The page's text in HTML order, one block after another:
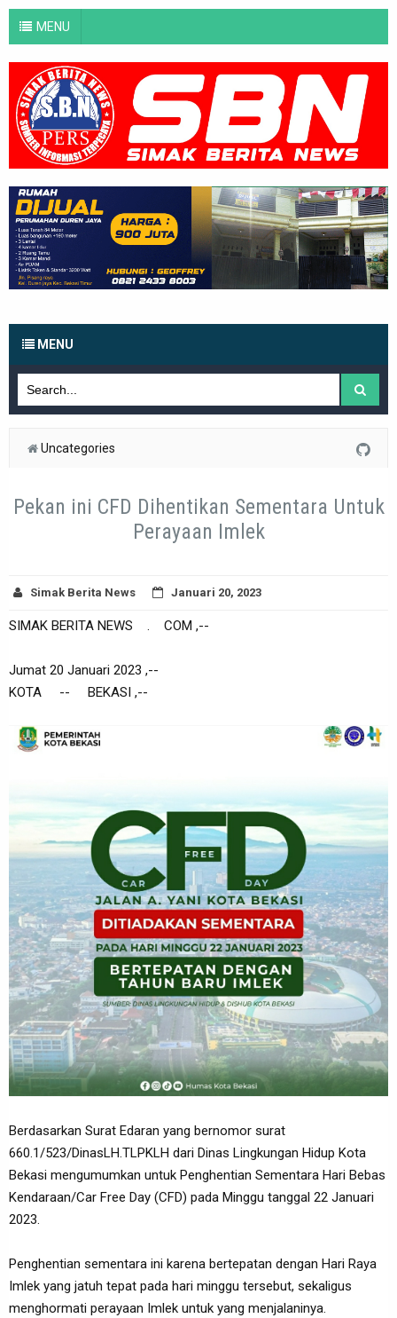
MENU
MENU
Uncategories
Pekan ini CFD Dihentikan Sementara Untuk
Perayaan Imlek
Simak Berita News Januari 20, 2023
SIMAK BERITA NEWS . COM ,--
Jumat 20 Januari 2023 ,--
KOTA -- BEKASI ,--
Berdasarkan Surat Edaran yang bernomor surat
660.1/523/DinasLH.TLPKLH dari Dinas Lingkungan Hidup Kota
Bekasi mengumumkan untuk Penghentian Sementara Hari Bebas
Kendaraan/Car Free Day (CFD) pada Minggu tanggal 22 Januari
2023.
Penghentian sementara ini karena bertepatan dengan Hari Raya
Imlek yang jatuh tepat pada hari minggu tersebut, sekaligus
menghormati perayaan Imlek untuk yang menjalaninya.